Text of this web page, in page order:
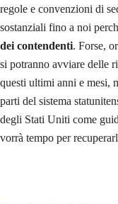
regole e convenzioni di
sostanziali fino a noi
dei contendenti. Forse,
si potranno avviare delle
questi ultimi anni e mesi,
parti del sistema
degli Stati Uniti come
vorrà tempo per